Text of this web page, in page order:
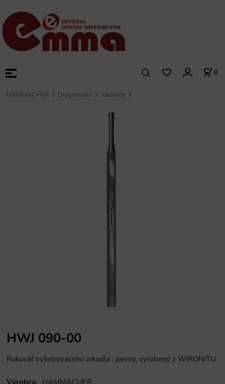
0
HAMMACHER Diagnostika rukoväte
HWJ 090-00
Rukoväť vyšetrovaceho zrkadla : pevný, vyrobený z WIRONITU